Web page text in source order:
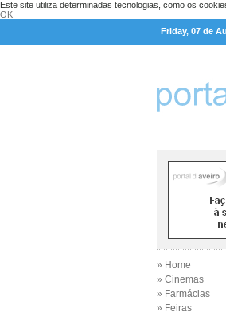
Este site utiliza determinadas tecnologias, como os
OK
Friday, 07 de
» Home
» Cinemas
» Farmácias
» Feiras